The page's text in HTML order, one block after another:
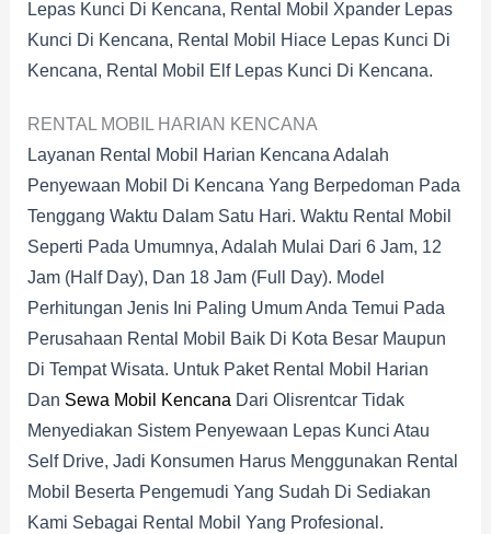
Lepas Kunci Di Kencana, Rental Mobil Xpander Lepas
Kunci Di Kencana, Rental Mobil Hiace Lepas Kunci Di
Kencana, Rental Mobil Elf Lepas Kunci Di Kencana.
RENTAL MOBIL HARIAN KENCANA
Layanan Rental Mobil Harian Kencana Adalah
Penyewaan Mobil Di Kencana Yang Berpedoman Pada
Tenggang Waktu Dalam Satu Hari. Waktu Rental Mobil
Seperti Pada Umumnya, Adalah Mulai Dari 6 Jam, 12
Jam (half Day), Dan 18 Jam (full Day). Model
Perhitungan Jenis Ini Paling Umum Anda Temui Pada
Perusahaan Rental Mobil Baik Di Kota Besar Maupun
Di Tempat Wisata. Untuk Paket Rental Mobil Harian
Dan Sewa Mobil Kencana Dari Olisrentcar Tidak
Menyediakan Sistem Penyewaan Lepas Kunci Atau
Self Drive, Jadi Konsumen Harus Menggunakan Rental
Mobil Beserta Pengemudi Yang Sudah Di Sediakan
Kami Sebagai Rental Mobil Yang Profesional.